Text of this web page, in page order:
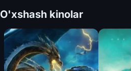
O'xshash kinolar